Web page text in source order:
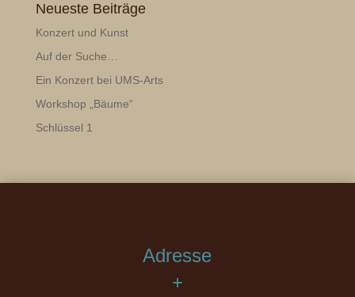
Neueste Beiträge
Konzert und Kunst
Auf der Suche…
Ein Konzert bei UMS-Arts
Workshop „Bäume“
Schlüssel 1
Adresse
+